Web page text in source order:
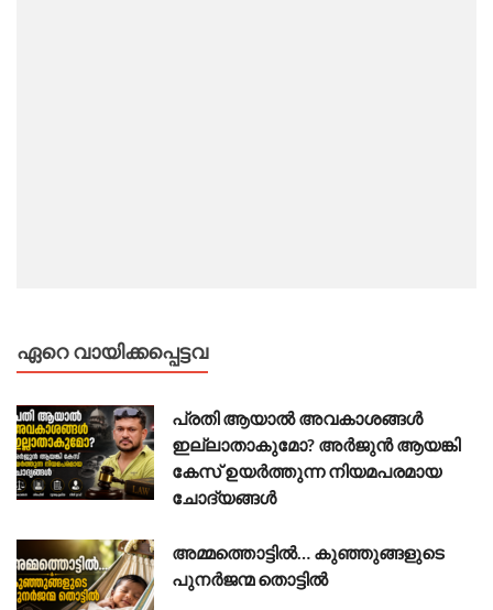
ഏറെ വായിക്കപ്പെട്ടവ
പ്രതി ആയാൽ അവകാശങ്ങൾ
ഇല്ലാതാകുമോ? അർജുൻ ആയങ്കി
കേസ് ഉയർത്തുന്ന നിയമപരമായ
ചോദ്യങ്ങൾ
അമ്മത്തൊട്ടിൽ… കുഞ്ഞുങ്ങളുടെ
പുനർജന്മ തൊട്ടിൽ